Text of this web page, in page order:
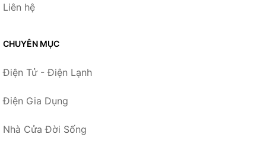
Liên hệ
CHUYÊN MỤC
Điện Tử - Điện Lạnh
Điện Gia Dụng
Nhà Cửa Đời Sống